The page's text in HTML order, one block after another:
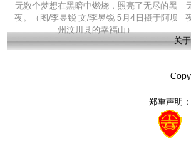
无数个梦想在黑暗中燃烧，照亮了无尽的黑
夜。（图/李昱锐 文/李昱锐 5月4日摄于阿坝
州汶川县的幸福山）
关
郑重声明